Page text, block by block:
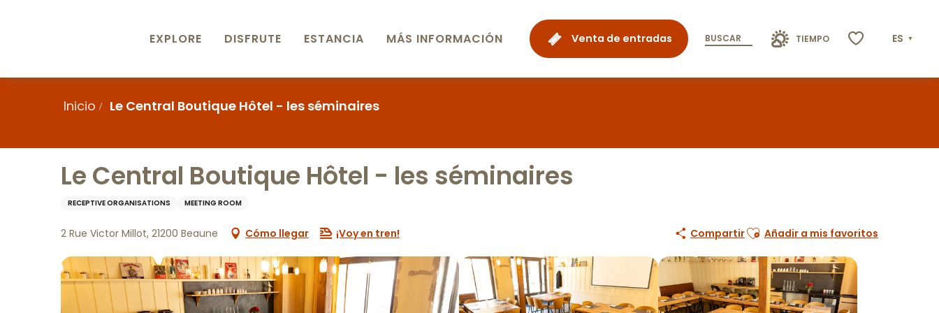
Venta de entradas BUSCAR TIEMPO ES
EXPLORE DISFRUTE ESTANCIA MÁS INFORMACIÓN
Inicio Le Central Boutique Hôtel - les séminaires
Le Central Boutique Hôtel - les séminaires
RECEPTIVE ORGANISATIONS MEETING ROOM
2 Rue Victor Millot, 21200 Beaune Cómo llegar ¡Voy en tren! CompartirAjouter aux favoris
Añadir a mis favoritos